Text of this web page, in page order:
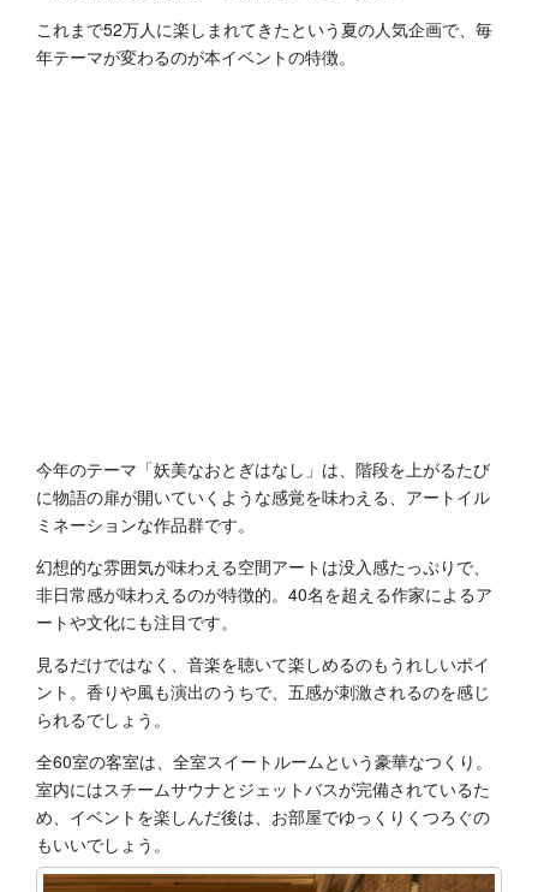
これまで52万人に楽しまれてきたという夏の人気企画で、毎
年テーマが変わるのが本イベントの特徴。
今年のテーマ「妖美なおとぎはなし」は、階段を上がるたび
に物語の扉が開いていくような感覚を味わえる、アートイル
ミネーションな作品群です。
幻想的な雰囲気が味わえる空間アートは没入感たっぷりで、
非日常感が味わえるのが特徴的。40名を超える作家によるア
ートや文化にも注目です。
見るだけではなく、音楽を聴いて楽しめるのもうれしいポイ
ント。香りや風も演出のうちで、五感が刺激されるのを感じ
られるでしょう。
全60室の客室は、全室スイートルームという豪華なつくり。
室内にはスチームサウナとジェットバスが完備されているた
め、イベントを楽しんだ後は、お部屋でゆっくりくつろぐの
もいいでしょう。